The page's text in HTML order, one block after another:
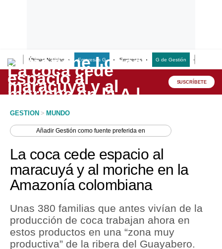
Últimas Noticias Empresas G Empresas G de Gestión
Lo último
Peru Quiosco
Economía
Mercados
Política
Tu Dinero
SUSCRÍBETE
GESTION > MUNDO
AñadirGestión como fuente preferida en
La coca cede espacio al
maracuyá y al moriche en la
Amazonía colombiana
Unas 380 familias que antes vivían de la
producción de coca trabajan ahora en
estos productos en una “zona muy
productiva” de la ribera del Guayabero.